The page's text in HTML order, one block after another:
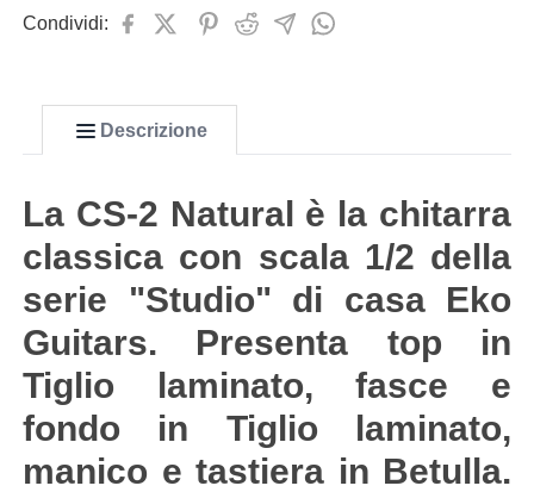
Condividi:
Descrizione
La CS-2 Natural è la chitarra
classica con scala 1/2 della
serie "Studio" di casa Eko
Guitars. Presenta top in
Tiglio laminato, fasce e
fondo in Tiglio laminato,
manico e tastiera in Betulla.